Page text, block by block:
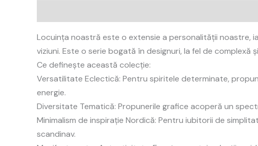
Locuința noastră este o extensie a personalității
viziuni. Este o serie bogată în designuri, la fel de
Ce definește această colecție:
Versatilitate Eclectică: Pentru spiritele determinate,
energie.
Diversitate Tematică: Propunerile grafice acoperă un
Minimalism de inspirație Nordică: Pentru iubitorii de
scandinav.